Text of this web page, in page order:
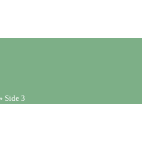
Side 3